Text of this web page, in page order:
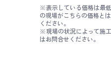
※表示している価格は最
の現場がこちらの価格と
ください。
※現場の状況によって施
はお問合せください。